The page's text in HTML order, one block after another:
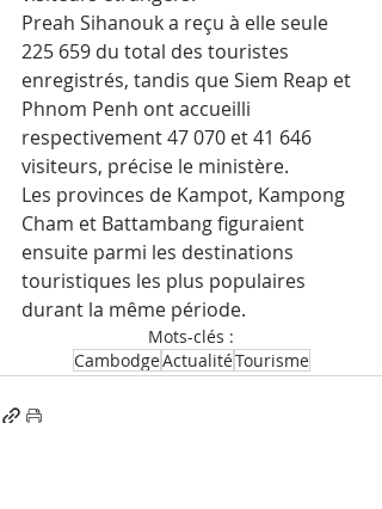
Preah Sihanouk a reçu à elle seule
225 659 du total des touristes
enregistrés, tandis que Siem Reap et
Phnom Penh ont accueilli
respectivement 47 070 et 41 646
visiteurs, précise le ministère.
Les provinces de Kampot, Kampong
Cham et Battambang figuraient
ensuite parmi les destinations
touristiques les plus populaires
durant la même période.
Mots-clés :
CambodgeActualitéTourisme